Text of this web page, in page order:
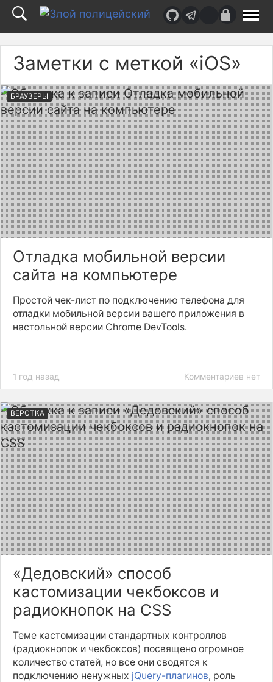
Верх
страницы
Заметки с меткой «iOS»
БРАУЗЕРЫ
Отладка мобильной версии
сайта на компьютере
Простой чек-лист по подключению телефона для
отладки мобильной версии вашего приложения в
настольной версии Chrome DevTools.
1 год назад Комментариев нет
ВЕРСТКА
«Дедовский» способ
кастомизации чекбоксов и
радиокнопок на CSS
Теме кастомизации стандартных контроллов
(радиокнопок и чекбоксов) посвящено огромное
количество статей, но все они сводятся к
подключению ненужных jQuery-плагинов, роль